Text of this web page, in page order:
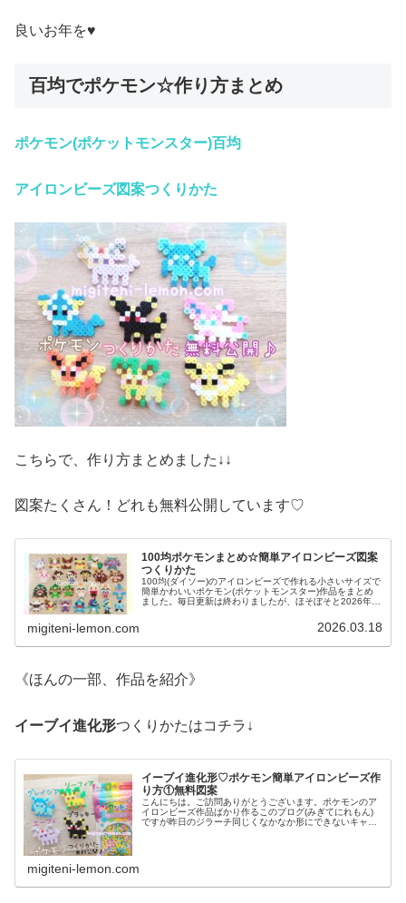
良いお年を♥
百均でポケモン☆作り方まとめ
ポケモン(ポケットモンスター)百均
アイロンビーズ図案つくりかた
こちらで、作り方まとめました↓↓
図案たくさん！どれも無料公開しています♡
100均ポケモンまとめ☆簡単アイロンビーズ図案
つくりかた
100均(ダイソー)のアイロンビーズで作れる小さいサイズで
簡単かわいいポケモン(ポケットモンスター)作品をまとめ
ました。毎日更新は終わりましたが、ほそぼそと2026年も
migiteni-lemon.com 2026.03.18
《ほんの一部、作品を紹介》
イーブイ進化形つくりかたはコチラ↓
イーブイ進化形♡ポケモン簡単アイロンビーズ作
り方①無料図案
こんにちは。ご訪問ありがとうございます。ポケモンのア
イロンビーズ作品ばかり作るこのブログ(みぎてにれもん)
ですが昨日のジラーチ同じくなかなか形にできないキャラ
migiteni-lemon.com